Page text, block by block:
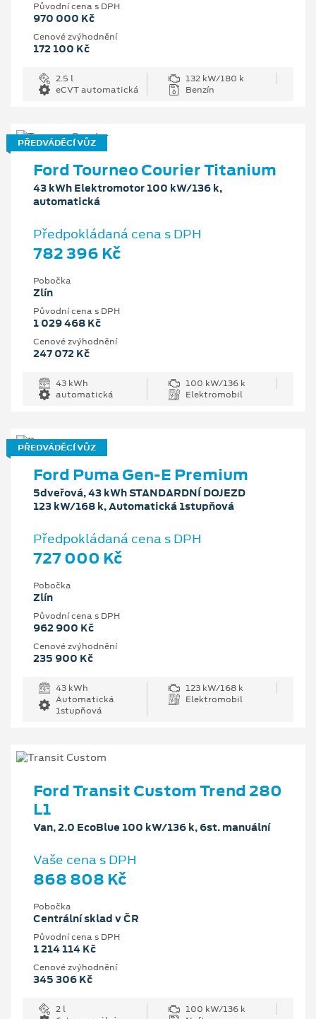
Původní cena s DPH
970 000 Kč
Cenové zvýhodnění
172 100 Kč
2.5 l
132 kW/180 k
eCVT automatická
Benzín
PŘEDVÁDĚCÍ VŮZ
Ford Tourneo Courier Titanium
43 kWh Elektromotor 100 kW/136 k,
automatická
Předpokládaná cena s DPH
782 396 Kč
Pobočka
Zlín
Původní cena s DPH
1 029 468 Kč
Cenové zvýhodnění
247 072 Kč
43 kWh
100 kW/136 k
automatická
Elektromobil
PŘEDVÁDĚCÍ VŮZ
Ford Puma Gen-E Premium
5dveřová, 43 kWh STANDARDNÍ DOJEZD
123 kW/168 k, Automatická 1stupňová
Předpokládaná cena s DPH
727 000 Kč
Pobočka
Zlín
Původní cena s DPH
962 900 Kč
Cenové zvýhodnění
235 900 Kč
43 kWh
123 kW/168 k
Automatická
1stupňová
Elektromobil
Ford Transit Custom Trend 280
L1
Van, 2.0 EcoBlue 100 kW/136 k, 6st. manuální
Vaše cena s DPH
868 808 Kč
Pobočka
Centrální sklad v ČR
Původní cena s DPH
1 214 114 Kč
Cenové zvýhodnění
345 306 Kč
2 l
100 kW/136 k